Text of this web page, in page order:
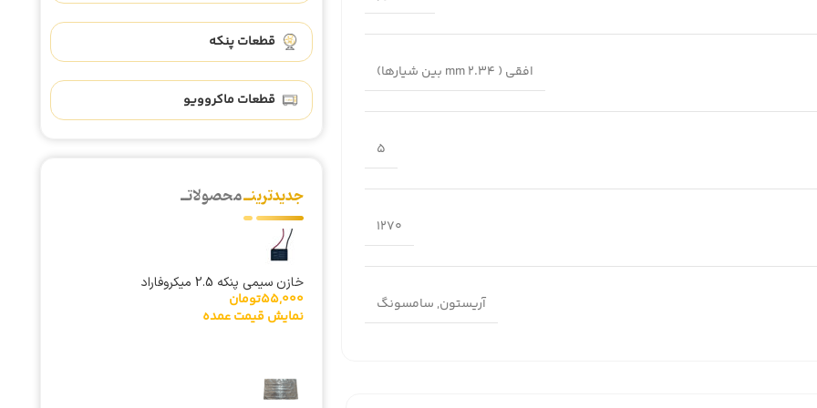
افقی ( 2.34 mm بین شیارها)
5
1270
آریستون, سامسونگ
قطعات پنکه
قطعات ماکروویو
جدیدترینــمحصولاتــ
خازن سیمی پنکه 2.5 میکروفاراد
55,000تومان
نمایش قیمت عمده